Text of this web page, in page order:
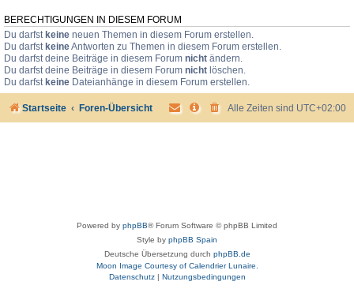
BERECHTIGUNGEN IN DIESEM FORUM
Du darfst keine neuen Themen in diesem Forum erstellen.
Du darfst keineAntworten zu Themen in diesem Forum erstellen.
Du darfst deine Beiträge in diesem Forum nicht ändern.
Du darfst deine Beiträge in diesem Forum nicht löschen.
Du darfst keine Dateianhänge in diesem Forum erstellen.
Startseite Foren-Übersicht Alle Zeiten sind UTC+02:00
Powered by phpBB® Forum Software © phpBB Limited
Style by phpBB Spain
Deutsche Übersetzung durch phpBB.de
Moon Image Courtesy of Calendrier Lunaire.
Datenschutz| Nutzungsbedingungen